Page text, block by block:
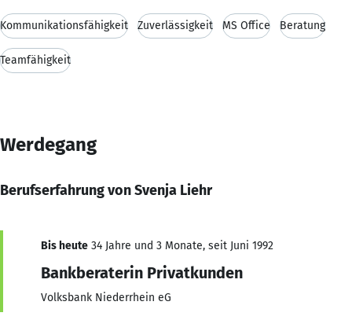
Kommunikationsfähigkeit Zuverlässigkeit MS Office Beratung
Teamfähigkeit
Werdegang
Berufserfahrung von Svenja Liehr
Bis heute 34 Jahre und 3 Monate, seit Juni 1992
Bankberaterin Privatkunden
Volksbank Niederrhein eG